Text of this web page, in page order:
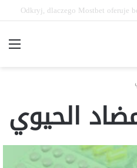
Pin-up mobil və masaüstü giriş
الحيوي